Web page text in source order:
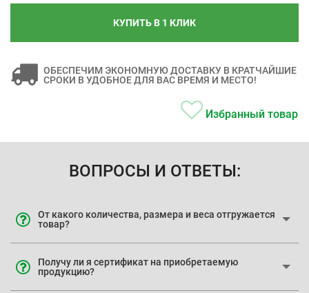
КУПИТЬ В 1 КЛИК
ОБЕСПЕЧИМ ЭКОНОМНУЮ ДОСТАВКУ В КРАТЧАЙШИЕ
СРОКИ В УДОБНОЕ ДЛЯ ВАС ВРЕМЯ И МЕСТО!
Избранный товар
ВОПРОСЫ И ОТВЕТЫ:
От какого количества, размера и веса отгружается
товар?
Получу ли я сертификат на приобретаемую
продукцию?